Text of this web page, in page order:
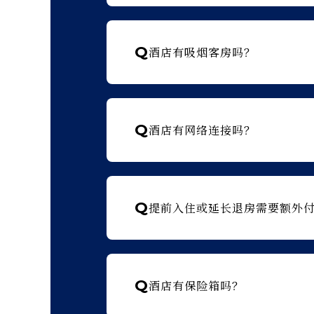
Q酒店有吸烟客房吗？
Q酒店有网络连接吗？
Q提前入住或延长退房需要额外
Q酒店有保险箱吗？